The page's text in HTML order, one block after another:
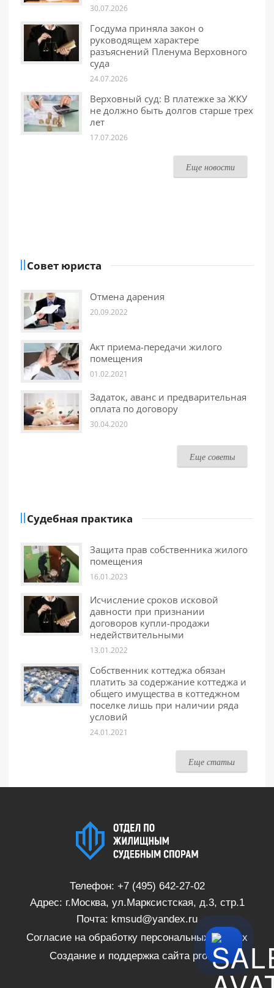
30.07.2026
Госдума приняла закон о
руководящем характере
разъяснений Пленума Верховного
суда
24.07.2026
Верховный суд: В платежке за ЖКУ
не должно быть долгов старше трех
лет
17.07.2026
Еще новости
Совет юриста
Отмена дарения
20.09.2022
Акт приема-передачи жилого
помещения
01.02.2021
Задаток, аванс и предварительная
оплата по договору
30.04.2020
Еще советы
Судебная практика
Защита прав собственника жилого
помещения
16.01.2023
Исчисление сроков исковой
давности при признании
договоров купли-продажи
недействительными
13.01.2022
Собственник коттеджа обязан
платить за содержание коттеджа и
общего имущества в коттеджном
поселке лишь при наличии ряда
условий
24.01.2021
Еще статьи
Телефон: +7 (495) 642-27-02
Адрес: г.Москва, ул.Марксистская, д.3, стр.1
Почта: kmsud@yandex.ru
Согласие на обработку персональных данных
Создание и поддержка сайта proSite